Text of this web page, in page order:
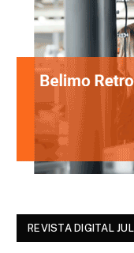
REVISTA DIGITAL